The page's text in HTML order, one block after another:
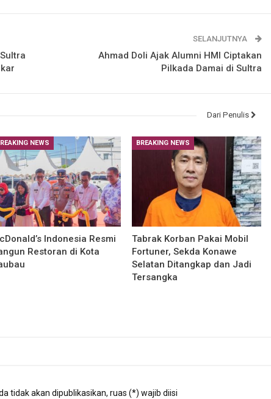
SELANJUTNYA
Ahmad Doli Ajak Alumni HMI Ciptakan
Pilkada Damai di Sultra
Dari Penulis
NEWS
Indonesia Resmi
Restoran di Kota
BREAKING NEWS
Tabrak Korban Pakai Mobil
Fortuner, Sekda Konawe
Selatan Ditangkap dan Jadi
Tersangka
tidak akan dipublikasikan, ruas (*) wajib diisi